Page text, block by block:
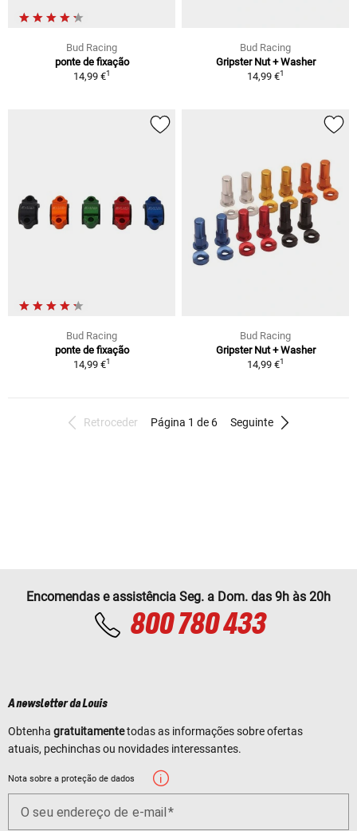
Bud Racing
ponte de fixação
14,99 €1
Bud Racing
Gripster Nut + Washer
14,99 €1
Bud Racing
ponte de fixação
14,99 €1
Bud Racing
Gripster Nut + Washer
14,99 €1
Retroceder Página 1 de 6 Seguinte
Encomendas e assistência Seg. a Dom. das 9h às 20h
800 780 433
A newsletter da Louis
Obtenha gratuitamentetodas as informações sobre ofertas
atuais, pechinchas ou novidades interessantes.
Nota sobre a proteção de dados
O seu endereço de e-mail